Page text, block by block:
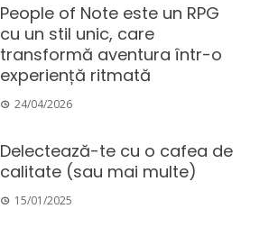
People of Note este un RPG
cu un stil unic, care
transformă aventura într-o
experiență ritmată
24/04/2026
Delectează-te cu o cafea de
calitate (sau mai multe)
15/01/2025